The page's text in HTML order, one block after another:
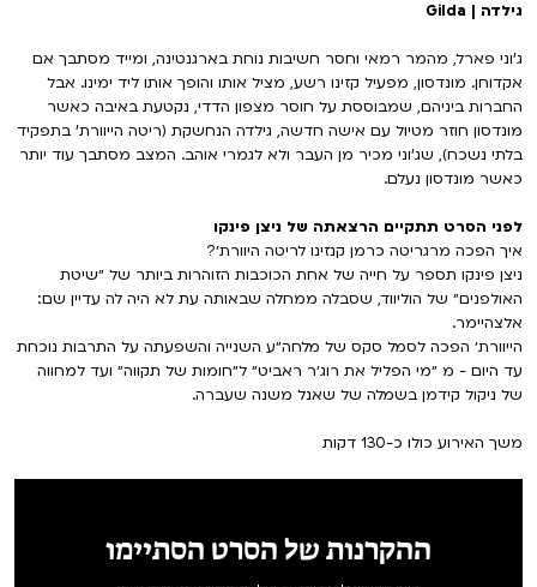
גילדה | Gilda
ג'וני פארל, מהמר רמאי וחסר חשיבות נוחת בארגנטינה, ומייד מסתבך אם
אקדוחן. מונדסון, מפעיל קזינו רשע, מציל אותו והופך אותו ליד ימינו. אבל
החברות ביניהם, שמבוססת על חוסר מצפון הדדי, נקטעת באיבה כאשר
מונדסון חוזר מטיול עם אישה חדשה, גילדה הנחשקת (ריטה הייוורת' בתפקיד
בלתי נשכח), שג'וני מכיר מן העבר ולא לגמרי אוהב. המצב מסתבך עוד יותר
כאשר מונדסון נעלם.
לפני הסרט תתקיים הרצאתה של ניצן פינקו
איך הפכה מרגריטה כרמן קנזינו לריטה היוורת׳?
ניצן פינקו תספר על חייה של אחת הכוכבות הזוהרות ביותר של ״שיטת
האולפנים״ של הוליווד, שסבלה ממחלה שבאותה עת לא היה לה עדיין שם:
אלצהיימר.
הייוורת׳ הפכה לסמל סקס של מלחה״ע השנייה והשפעתה על התרבות נוכחת
עד היום - מ ״מי הפליל את רוג׳ר ראביט״ ל״חומות של תקווה״ ועד למחווה
של ניקול קידמן בשמלה של שאנל משנה שעברה.
משך האירוע כולו כ-130 דקות
ההקרנות של הסרט הסתיימו